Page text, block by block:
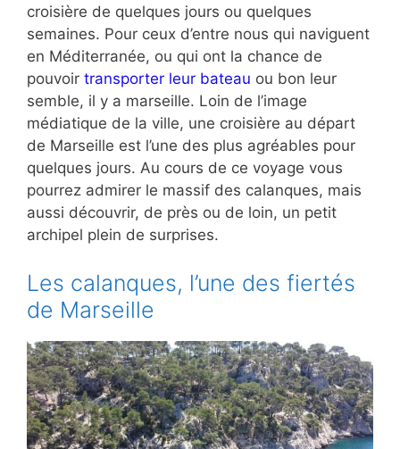
croisière de quelques jours ou quelques
semaines. Pour ceux d’entre nous qui naviguent
en Méditerranée, ou qui ont la chance de
pouvoir transporter leur bateau ou bon leur
semble, il y a marseille. Loin de l’image
médiatique de la ville, une croisière au départ
de Marseille est l’une des plus agréables pour
quelques jours. Au cours de ce voyage vous
pourrez admirer le massif des calanques, mais
aussi découvrir, de près ou de loin, un petit
archipel plein de surprises.
Les calanques, l’une des fiertés
de Marseille